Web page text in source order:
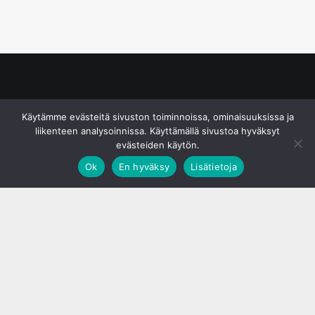
Käytämme evästeitä sivuston toiminnoissa, ominaisuuksissa ja
liikenteen analysoinnissa. Käyttämällä sivustoa hyväksyt
evästeiden käytön.
Ok
En hyväksy Lisätietoja